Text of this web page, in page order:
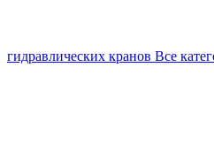
гидравлических кранов Все